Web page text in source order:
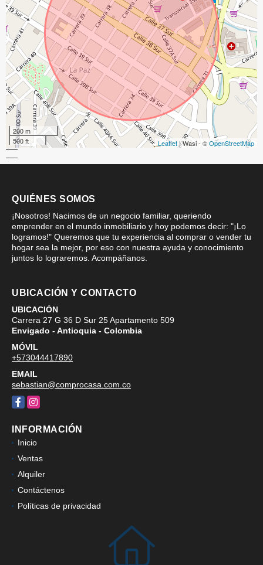
200 m
500 ft
Leaflet| Wasi - ©OpenStreetMap
QUIÉNES SOMOS
¡Nosotros! Nacimos de un negocio familiar, queriendo
emprender en el mundo inmobiliario y hoy podemos decir: "¡Lo
logramos!" Queremos que tu experiencia al comprar o vender tu
hogar sea la mejor, por eso con nuestra ayuda y conocimiento
juntos lo lograremos. Acompáñanos.
UBICACIÓN Y CONTACTO
UBICACIÓN
Carrera 27 G 36 D Sur 25 Apartamento 509
Envigado - Antioquia - Colombia
MÓVIL
+573044417890
EMAIL
sebastian@comprocasa.com.co
INFORMACIÓN
Inicio
Ventas
Alquiler
Contáctenos